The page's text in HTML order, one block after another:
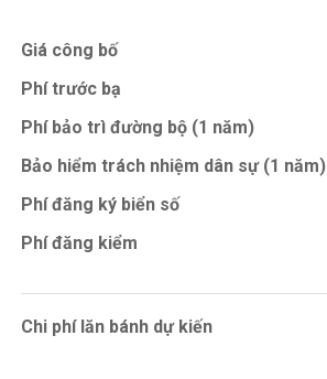
Giá công bố
Phí trước bạ
Phí bảo trì đường bộ (1 năm)
Bảo hiểm trách nhiệm dân sự (1 năm)
Phí đăng ký biển số
Phí đăng kiểm
Chi phí lăn bánh dự kiến